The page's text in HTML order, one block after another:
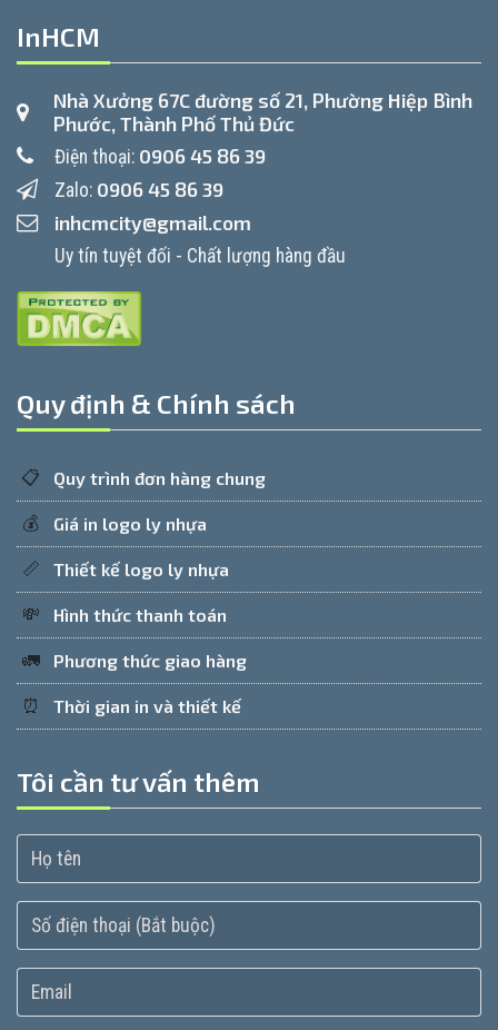
InHCM
Nhà Xưởng 67C đường số 21, Phường Hiệp Bình
Phước, Thành Phố Thủ Đức
Điện thoại: 0906 45 86 39
Zalo: 0906 45 86 39
inhcmcity@gmail.com
Uy tín tuyệt đối - Chất lượng hàng đầu
Quy định & Chính sách
📋 Quy trình đơn hàng chung
💰 Giá in logo ly nhựa
📏 Thiết kế logo ly nhựa
💸 Hình thức thanh toán
🚛 Phương thức giao hàng
⏰ Thời gian in và thiết kế
Tôi cần tư vấn thêm